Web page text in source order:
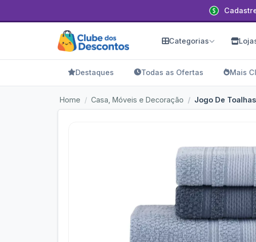
Categorias
Destaques Todas as Ofertas Mais
Home Casa, Móveis e Decoração Jogo De